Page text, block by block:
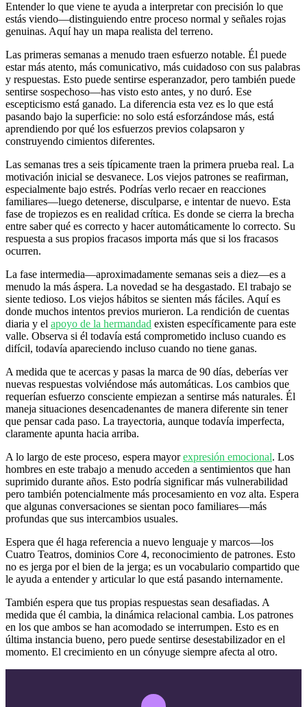
Entender lo que viene te ayuda a interpretar con precisión lo que
estás viendo—distinguiendo entre proceso normal y señales rojas
genuinas. Aquí hay un mapa realista del terreno.
Las primeras semanas a menudo traen esfuerzo notable. Él puede
estar más atento, más comunicativo, más cuidadoso con sus palabras
y respuestas. Esto puede sentirse esperanzador, pero también puede
sentirse sospechoso—has visto esto antes, y no duró. Ese
escepticismo está ganado. La diferencia esta vez es lo que está
pasando bajo la superficie: no solo está esforzándose más, está
aprendiendo por qué los esfuerzos previos colapsaron y
construyendo cimientos diferentes.
Las semanas tres a seis típicamente traen la primera prueba real. La
motivación inicial se desvanece. Los viejos patrones se reafirman,
especialmente bajo estrés. Podrías verlo recaer en reacciones
familiares—luego detenerse, disculparse, e intentar de nuevo. Esta
fase de tropiezos es en realidad crítica. Es donde se cierra la brecha
entre saber qué es correcto y hacer automáticamente lo correcto. Su
respuesta a sus propios fracasos importa más que si los fracasos
ocurren.
La fase intermedia—aproximadamente semanas seis a diez—es a
menudo la más áspera. La novedad se ha desgastado. El trabajo se
siente tedioso. Los viejos hábitos se sienten más fáciles. Aquí es
donde muchos intentos previos murieron. La rendición de cuentas
diaria y el apoyo de la hermandad existen específicamente para este
valle. Observa si él todavía está comprometido incluso cuando es
difícil, todavía apareciendo incluso cuando no tiene ganas.
A medida que te acercas y pasas la marca de 90 días, deberías ver
nuevas respuestas volviéndose más automáticas. Los cambios que
requerían esfuerzo consciente empiezan a sentirse más naturales. Él
maneja situaciones desencadenantes de manera diferente sin tener
que pensar cada paso. La trayectoria, aunque todavía imperfecta,
claramente apunta hacia arriba.
A lo largo de este proceso, espera mayorexpresión emocional. Los
hombres en este trabajo a menudo acceden a sentimientos que han
suprimido durante años. Esto podría significar más vulnerabilidad
pero también potencialmente más procesamiento en voz alta. Espera
que algunas conversaciones se sientan poco familiares—más
profundas que sus intercambios usuales.
Espera que él haga referencia a nuevo lenguaje y marcos—los
Cuatro Teatros, dominios Core 4, reconocimiento de patrones. Esto
no es jerga por el bien de la jerga; es un vocabulario compartido que
le ayuda a entender y articular lo que está pasando internamente.
También espera que tus propias respuestas sean desafiadas. A
medida que él cambia, la dinámica relacional cambia. Los patrones
en los que ambos se han acomodado se interrumpen. Esto es en
última instancia bueno, pero puede sentirse desestabilizador en el
momento. El crecimiento en un cónyuge siempre afecta al otro.